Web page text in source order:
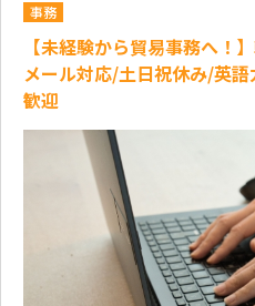
事務
【未経験から貿易事務へ！
メール対応/土日祝休み/英
歓迎